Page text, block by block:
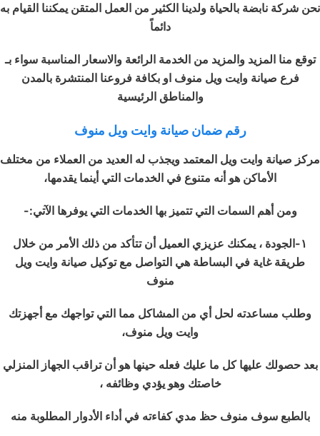
نحن شركة نابضة بالحياة ولدينا الكثير من العمل المتقن يمكننا القيام به
دائماً
توقع منا المزيد والمزيد من الخدمة الرائعة والاسعار المناسبة سواء بـ
فرع صيانة وايت ويل منوف او بكافة فروعنا المنتشرة بالمدن
والمناطق الرئيسية
رقم ضمان صيانة وايت ويل منوف
مركز صيانة وايت ويل المعتمد ويجذب له العديد من العملاء من مختلف
الأماكن هو أنه متنوع في الخدمات التي أينما يقدمها،
ومن أهم السمات التي تتميز بها الخدمات التي يوفرها الآتي:-
١- الجودة ، يمكنك عزيزي العميل أن تتأكد من ذلك الأمر من خلال
طريقة غاية في البساطة هي التواصل مع توكيل صيانة وايت ويل
منوف
وطلب مساعدته لحل أي من المشاكل مما التي تواجهك مع أجهزتك
وايت ويل منوف،
بعد حصولك عليها كل ما عليك فعله حينها هو أن تراقب الجهاز المنزلي
خاصتك وهو يؤدي وظائفه ،
بالطبع سوف منوف حظ مدي كفاءته في أداء الأدوار المطلوبة منه